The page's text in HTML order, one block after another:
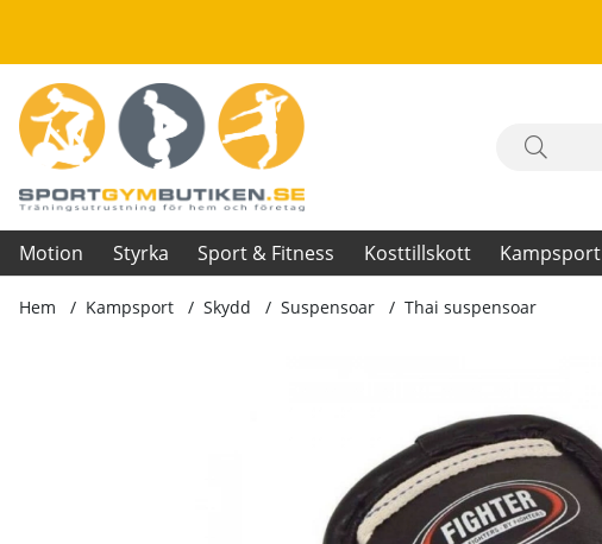
Motion Styrka Sport & Fitness Kosttillskott Kampsport
Hem Kampsport Skydd Suspensoar Thai suspensoar